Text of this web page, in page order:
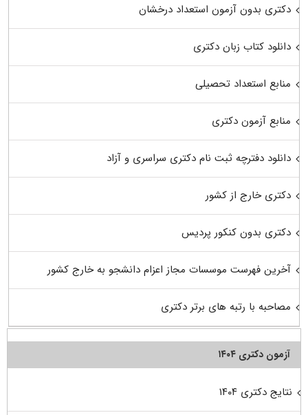
دکتری بدون آزمون استعداد درخشان
دانلود کتاب زبان دکتری
منابع استعداد تحصیلی
منابع آزمون دکتری
دانلود دفترچه ثبت نام دکتری سراسری و آزاد
دکتری خارج از کشور
دکتری بدون کنکور پردیس
آخرین فهرست موسسات مجاز اعزام دانشجو به خارج کشور
مصاحبه با رتبه های برتر دکتری
آزمون دکتری ۱۴۰۴
نتایج دکتری ۱۴۰۴